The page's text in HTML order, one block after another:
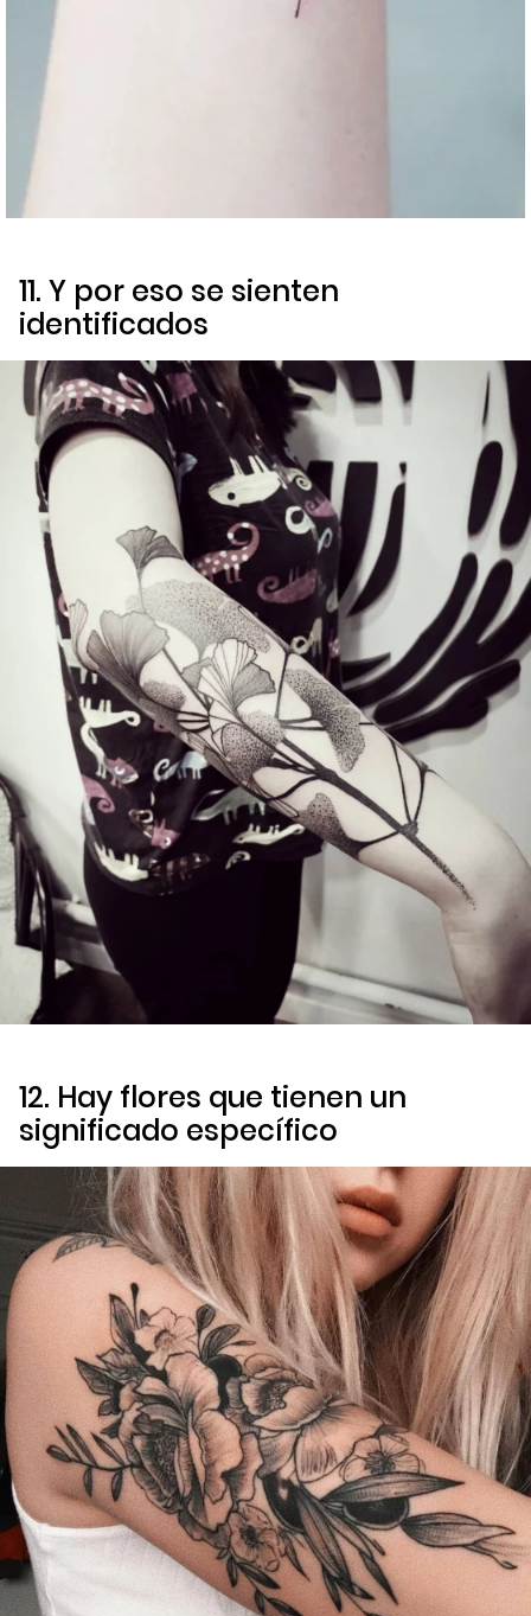
11. Y por eso se sienten
identificados
12. Hay flores que tienen un
significado específico